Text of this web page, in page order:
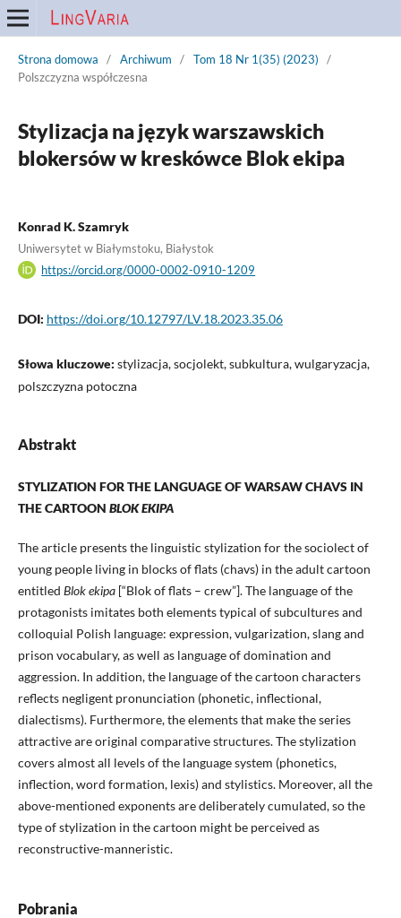
Strona domowa / Archiwum / Tom 18 Nr 1(35) (2023)
/
Polszczyzna współczesna
Stylizacja na język warszawskich
blokersów w kreskówce Blok ekipa
Konrad K. Szamryk
Uniwersytet w Białymstoku, Białystok
https://orcid.org/0000-0002-0910-1209
DOI: https://doi.org/10.12797/LV.18.2023.35.06
Słowa kluczowe: stylizacja, socjolekt, subkultura, wulgaryzacja,
polszczyzna potoczna
Abstrakt
STYLIZATION FOR THE LANGUAGE OF WARSAW CHAVS IN
THE CARTOON BLOK EKIPA
The article presents the linguistic stylization for the sociolect of
young people living in blocks of flats (chavs) in the adult cartoon
entitled Blok ekipa[“Blok of flats – crew”]. The language of the
protagonists imitates both elements typical of subcultures and
colloquial Polish language: expression, vulgarization, slang and
prison vocabulary, as well as language of domination and
aggression. In addition, the language of the cartoon characters
reflects negligent pronunciation (phonetic, inflectional,
dialectisms). Furthermore, the elements that make the series
attractive are original comparative structures. The stylization
covers almost all levels of the language system (phonetics,
inflection, word formation, lexis) and stylistics. Moreover, all the
above-mentioned exponents are deliberately cumulated, so the
type of stylization in the cartoon might be perceived as
reconstructive-manneristic.
Pobrania